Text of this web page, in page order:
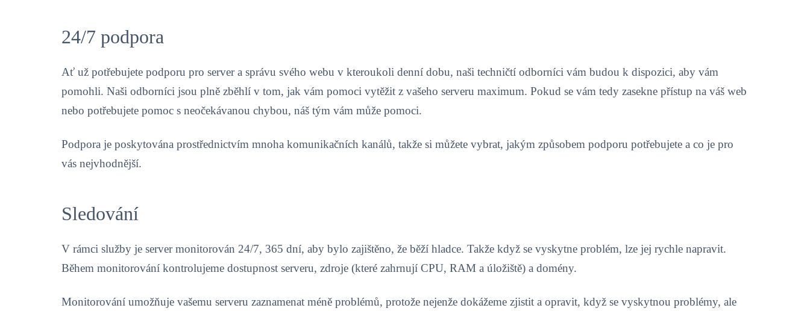
24/7 podpora
Ať už potřebujete podporu pro server a správu svého webu v kteroukoli denní dobu, naši techničtí odborníci vám budou k dispozici, aby vám
pomohli. Naši odborníci jsou plně zběhlí v tom, jak vám pomoci vytěžit z vašeho serveru maximum. Pokud se vám tedy zasekne přístup na váš web
nebo potřebujete pomoc s neočekávanou chybou, náš tým vám může pomoci.
Podpora je poskytována prostřednictvím mnoha komunikačních kanálů, takže si můžete vybrat, jakým způsobem podporu potřebujete a co je pro
vás nejvhodnější.
Sledování
V rámci služby je server monitorován 24/7, 365 dní, aby bylo zajištěno, že běží hladce. Takže když se vyskytne problém, lze jej rychle napravit.
Během monitorování kontrolujeme dostupnost serveru, zdroje (které zahrnují CPU, RAM a úložiště) a domény.
Monitorování umožňuje vašemu serveru zaznamenat méně problémů, protože nejenže dokážeme zjistit a opravit, když se vyskytnou problémy, ale